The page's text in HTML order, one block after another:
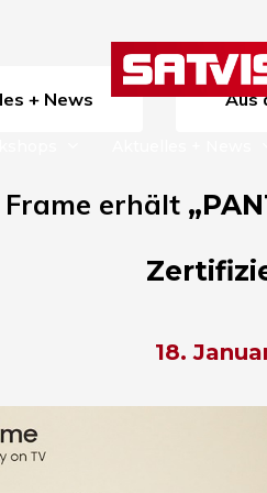
+ News
erhält
18.